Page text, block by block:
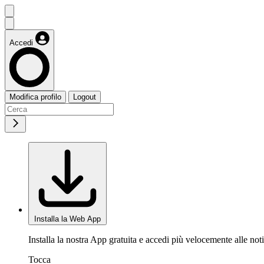
Accedi
Modifica profilo Logout
Installa la Web App
Installa la nostra App gratuita e accedi più velocemente alle
Tocca